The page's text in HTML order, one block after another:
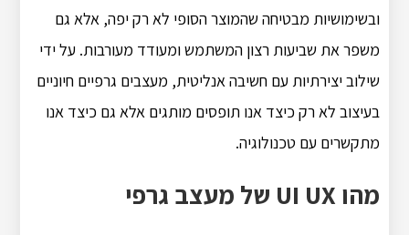
ובשימושיות מבטיחה שהמוצר הסופי לא רק יפה, אלא גם
משפר את שביעות רצון המשתמש ומעודד מעורבות. על ידי
שילוב יצירתיות עם חשיבה אנליטית, מעצבים גרפיים חיוניים
בעיצוב לא רק כיצד אנו תופסים מותגים אלא גם כיצד אנו
מתקשרים עם טכנולוגיה.
מהו UI UX של מעצב גרפי